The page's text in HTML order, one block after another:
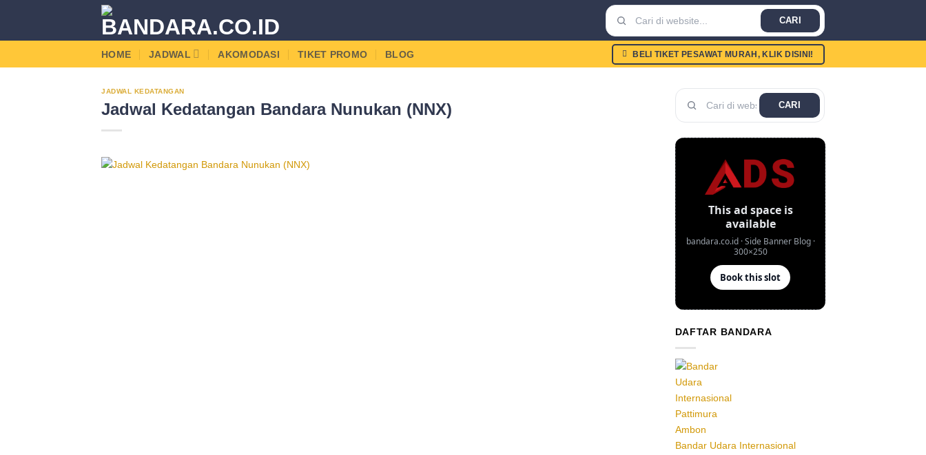
content
CARI
HOME JADWAL AKOMODASI TIKET PROMO BLOG BELI TIKET PESAWAT MURAH, KLIK DISINI!
JADWAL KEDATANGAN
Jadwal Kedatangan Bandara Nunukan (NNX) CARI
DAFTAR BANDARA
Bandar Udara Internasional